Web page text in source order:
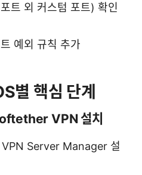
트 외 커스텀 포트) 확인
예외 규칙 추가
별 핵심 단계
VPN 설치
Server Manager 설